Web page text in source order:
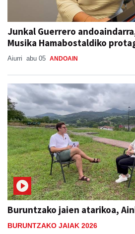
Junkal Guerrero
Musika Hamabostaldiko
Aiurri abu 05 ANDOAIN
Buruntzako jaien atarikoa,
BURUNTZAKO JAIAK 2026